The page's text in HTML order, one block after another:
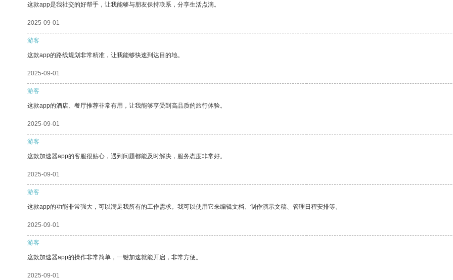
这款app是我社交的好帮手，让我能够与朋友保持联系，分享生活点滴。
2025-09-01
游客
这款app的路线规划非常精准，让我能够快速到达目的地。
2025-09-01
游客
这款app的酒店、餐厅推荐非常有用，让我能够享受到高品质的旅行体验。
2025-09-01
游客
这款加速器app的客服很贴心，遇到问题都能及时解决，服务态度非常好。
2025-09-01
游客
这款app的功能非常强大，可以满足我所有的工作需求。我可以使用它来编辑文档、制作演示文稿、管理日程安排等。
2025-09-01
游客
这款加速器app的操作非常简单，一键加速就能开启，非常方便。
2025-09-01